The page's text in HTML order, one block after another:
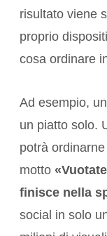
risultato viene
proprio
cosa ordinare
Ad esempio,
un piatto solo.
potrà
motto
finisce nella
social in solo